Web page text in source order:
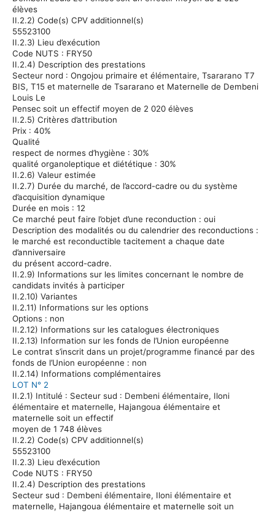
élèves
II.2.2) Code(s) CPV additionnel(s)
55523100
II.2.3) Lieu d’exécution
Code NUTS : FRY50
II.2.4) Description des prestations
Secteur nord : Ongojou primaire et élémentaire, Tsararano T7
BIS, T15 et maternelle de Tsararano et Maternelle de Dembeni
Louis Le
Pensec soit un effectif moyen de 2 020 élèves
II.2.5) Critères d’attribution
Prix : 40%
Qualité
respect de normes d’hygiène : 30%
qualité organoleptique et diététique : 30%
II.2.6) Valeur estimée
II.2.7) Durée du marché, de l’accord-cadre ou du système
d’acquisition dynamique
Durée en mois : 12
Ce marché peut faire l’objet d’une reconduction : oui
Description des modalités ou du calendrier des reconductions :
le marché est reconductible tacitement a chaque date
d’anniversaire
du présent accord-cadre.
II.2.9) Informations sur les limites concernant le nombre de
candidats invités à participer
II.2.10) Variantes
II.2.11) Informations sur les options
Options : non
II.2.12) Informations sur les catalogues électroniques
II.2.13) Information sur les fonds de l’Union européenne
Le contrat s’inscrit dans un projet/programme financé par des
fonds de l’Union européenne : non
II.2.14) Informations complémentaires
LOT N° 2
II.2.1) Intitulé : Secteur sud : Dembeni élémentaire, Iloni
élémentaire et maternelle, Hajangoua élémentaire et
maternelle soit un effectif
moyen de 1 748 élèves
II.2.2) Code(s) CPV additionnel(s)
55523100
II.2.3) Lieu d’exécution
Code NUTS : FRY50
II.2.4) Description des prestations
Secteur sud : Dembeni élémentaire, Iloni élémentaire et
maternelle, Hajangoua élémentaire et maternelle soit un